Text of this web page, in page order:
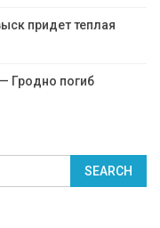
придет теплая
Гродно погиб